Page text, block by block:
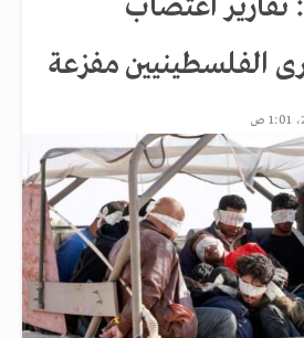
تقارير اغتصاب
الفلسطينيين مفزعة